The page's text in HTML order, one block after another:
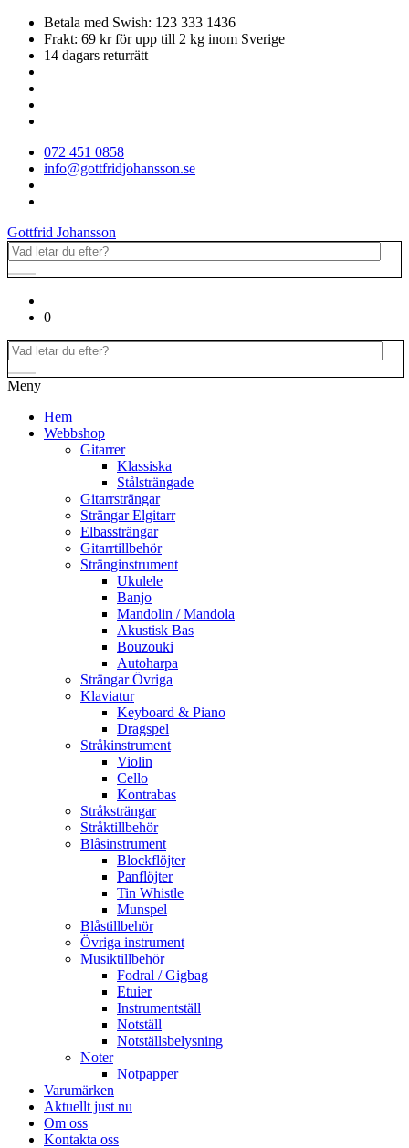
Betala med Swish: 123 333 1436
Frakt: 69 kr för upp till 2 kg inom Sverige
14 dagars returrätt
072 451 0858
info@gottfridjohansson.se
Gottfrid Johansson
0
Meny
Hem
Webbshop
Gitarrer
Klassiska
Stålsträngade
Gitarrsträngar
Strängar Elgitarr
Elbassträngar
Gitarrtillbehör
Stränginstrument
Ukulele
Banjo
Mandolin / Mandola
Akustisk Bas
Bouzouki
Autoharpa
Strängar Övriga
Klaviatur
Keyboard & Piano
Dragspel
Stråkinstrument
Violin
Cello
Kontrabas
Stråksträngar
Stråktillbehör
Blåsinstrument
Blockflöjter
Panflöjter
Tin Whistle
Munspel
Blåstillbehör
Övriga instrument
Musiktillbehör
Fodral / Gigbag
Etuier
Instrumentställ
Notställ
Notställsbelysning
Noter
Notpapper
Varumärken
Aktuellt just nu
Om oss
Kontakta oss